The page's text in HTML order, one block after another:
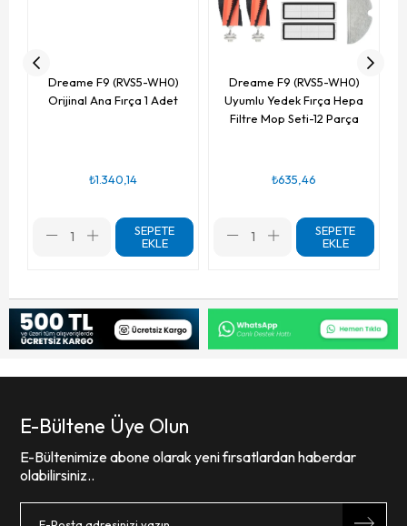
Dreame F9 (RVS5-WH0)
Orijinal Ana Fırça 1 Adet
₺1.340,14
SEPETE
EKLE
Dreame F9 (RVS5-WH0)
Uyumlu Yedek Fırça Hepa
Filtre Mop Seti-12 Parça
₺635,46
SEPETE
EKLE
E-Bültene Üye Olun
E-Bültenimize abone olarak yeni fırsatlardan haberdar
olabilirsiniz..